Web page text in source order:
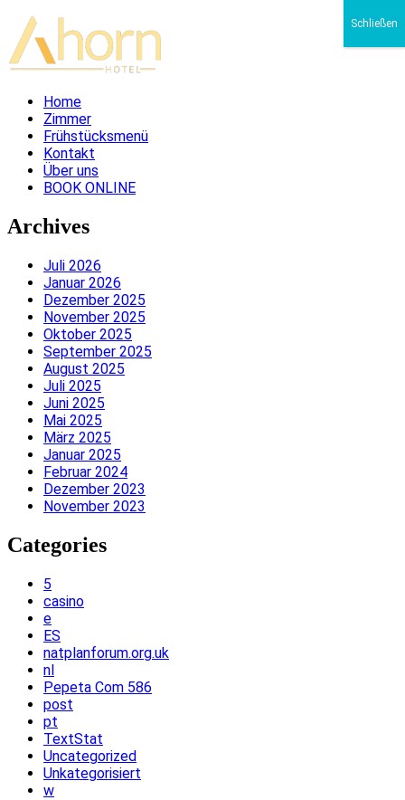
Home
Zimmer
Frühstücksmenü
Kontakt
Über uns
BOOK ONLINE
Archives
Juli 2026
Januar 2026
Dezember 2025
November 2025
Oktober 2025
September 2025
August 2025
Juli 2025
Juni 2025
Mai 2025
März 2025
Januar 2025
Februar 2024
Dezember 2023
November 2023
Categories
5
casino
e
ES
natplanforum.org.uk
nl
Pepeta Com 586
post
pt
TextStat
Uncategorized
Unkategorisiert
w
Schließen